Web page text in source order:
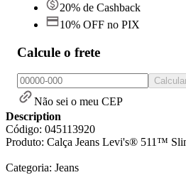
20% de Cashback
10% OFF no PIX
Calcule o frete
Não sei o meu CEP
Description
Código: 045113920
Produto: Calça Jeans Levi's® 511™
Categoria: Jeans